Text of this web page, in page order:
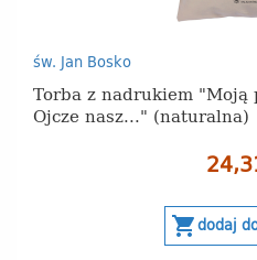
św. Jan Bosko
Torba z nadrukiem
Ojcze nasz..." (naturalna)
shopping_cartdodaj